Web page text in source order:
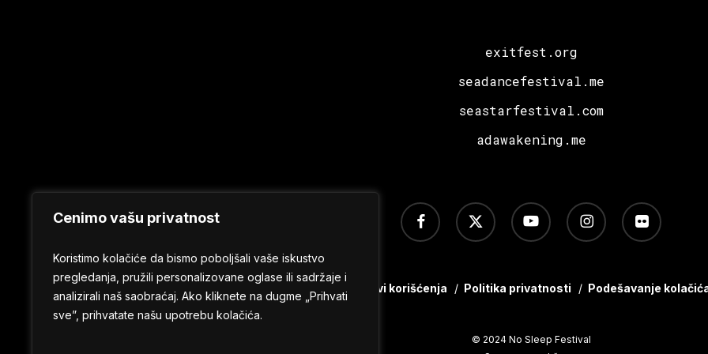
Cenimo vašu privatnost
Koristimo kolačiće da bismo poboljšali vaše iskustvo
pregledanja, pružili personalizovane oglase ili sadržaje i
analizirali naš saobraćaj. Ako kliknete na dugme „Prihvati
sve”, prihvatate našu upotrebu kolačića.
exitfest.org
seadancefestival.me
seastarfestival.com
adawakening.me
x-
twitter
facebook youtube instagram flickr
Uslovi korišćenja / Politika privatnosti / Podešavanje
© 2024 No Sleep Festival